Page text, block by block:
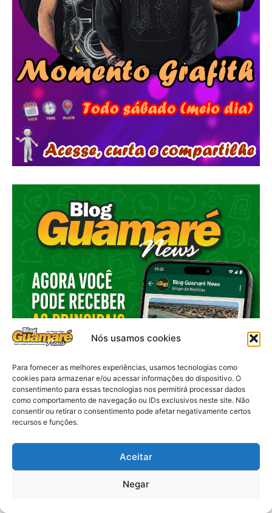
Nós usamos cookies
Para fornecer as melhores experiências, usamos tecnologias como
cookies para armazenar e/ou acessar informações do dispositivo. O
consentimento para essas tecnologias nos permitirá processar dados
como comportamento de navegação ou IDs exclusivos neste site. Não
consentir ou retirar o consentimento pode afetar negativamente certos
recursos e funções.
Aceitar
Negar